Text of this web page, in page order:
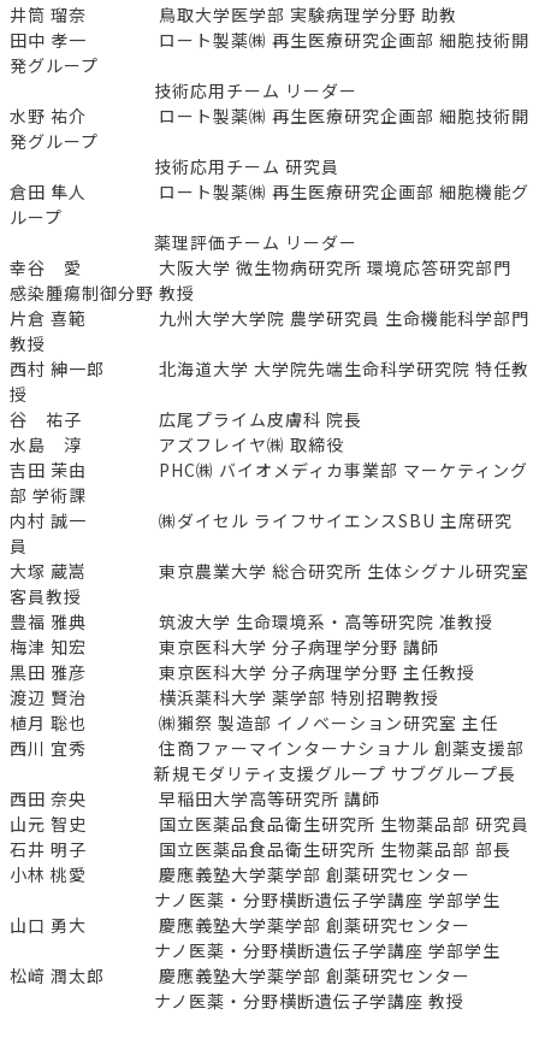
井筒 瑠奈 鳥取大学医学部 実験病理学分野 助教
田中 孝一 ロート製薬㈱ 再生医療研究企画部 細胞技術開
発グループ
技術応用チーム リーダー
水野 祐介 ロート製薬㈱ 再生医療研究企画部 細胞技術開
発グループ
技術応用チーム 研究員
倉田 隼人 ロート製薬㈱ 再生医療研究企画部 細胞機能グ
ループ
薬理評価チーム リーダー
幸谷 愛 大阪大学 微生物病研究所 環境応答研究部門
感染腫瘍制御分野 教授
片倉 喜範 九州大学大学院 農学研究員 生命機能科学部門
教授
西村 紳一郎 北海道大学 大学院先端生命科学研究院 特任教
授
谷 祐子 広尾プライム皮膚科 院長
水島 淳 アズフレイヤ㈱ 取締役
吉田 茉由 PHC㈱ バイオメディカ事業部 マーケティング
部 学術課
内村 誠一 ㈱ダイセル ライフサイエンスSBU 主席研究
員
大塚 蔵嵩 東京農業大学 総合研究所 生体シグナル研究室
客員教授
豊福 雅典 筑波大学 生命環境系・高等研究院 准教授
梅津 知宏 東京医科大学 分子病理学分野 講師
黒田 雅彦 東京医科大学 分子病理学分野 主任教授
渡辺 賢治 横浜薬科大学 薬学部 特別招聘教授
植月 聡也 ㈱獺祭 製造部 イノベーション研究室 主任
西川 宜秀 住商ファーマインターナショナル 創薬支援部
新規モダリティ支援グループ サブグループ長
西田 奈央 早稲田大学高等研究所 講師
山元 智史 国立医薬品食品衛生研究所 生物薬品部 研究員
石井 明子 国立医薬品食品衛生研究所 生物薬品部 部長
小林 桃愛 慶應義塾大学薬学部 創薬研究センター
ナノ医薬・分野横断遺伝子学講座 学部学生
山口 勇大 慶應義塾大学薬学部 創薬研究センター
ナノ医薬・分野横断遺伝子学講座 学部学生
松﨑 潤太郎 慶應義塾大学薬学部 創薬研究センター
ナノ医薬・分野横断遺伝子学講座 教授